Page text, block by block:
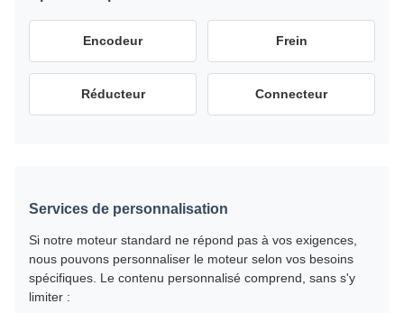
Encodeur Frein
Réducteur Connecteur
Services de personnalisation
Si notre moteur standard ne répond pas à vos exigences,
nous pouvons personnaliser le moteur selon vos besoins
spécifiques. Le contenu personnalisé comprend, sans s'y
limiter :